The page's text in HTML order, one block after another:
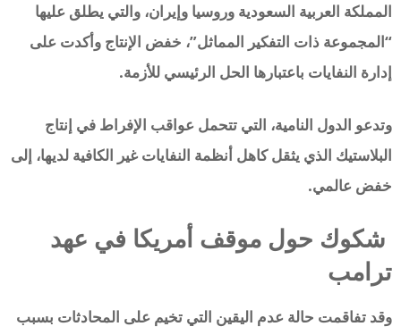
المملكة العربية السعودية وروسيا وإيران، والتي يطلق عليها
“المجموعة ذات التفكير المماثل”، خفض الإنتاج وأكدت على
إدارة النفايات باعتبارها الحل الرئيسي للأزمة.
وتدعو الدول النامية، التي تتحمل عواقب الإفراط في إنتاج
البلاستيك الذي يثقل كاهل أنظمة النفايات غير الكافية لديها، إلى
خفض عالمي.
شكوك حول موقف أمريكا في عهد
ترامب
وقد تفاقمت حالة عدم اليقين التي تخيم على المحادثات بسبب